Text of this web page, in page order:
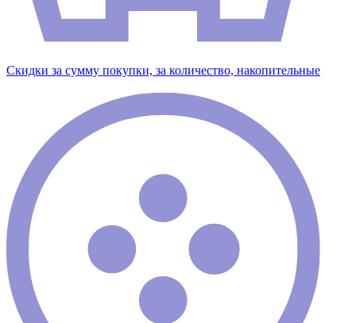
Скидки за сумму покупки, за количество, накопительные